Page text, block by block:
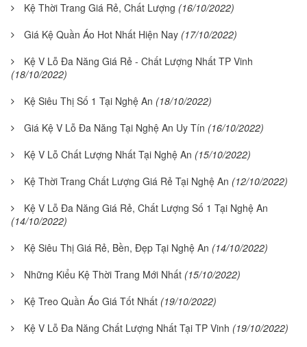
Kệ Thời Trang Giá Rẻ, Chất Lượng (16/10/2022)
Giá Kệ Quần Áo Hot Nhất Hiện Nay (17/10/2022)
Kệ V Lỗ Đa Năng Giá Rẻ - Chất Lượng Nhất TP Vinh
(18/10/2022)
Kệ Siêu Thị Số 1 Tại Nghệ An (18/10/2022)
Giá Kệ V Lỗ Đa Năng Tại Nghệ An Uy Tín (16/10/2022)
Kệ V Lỗ Chất Lượng Nhất Tại Nghệ An (15/10/2022)
Kệ Thời Trang Chất Lượng Giá Rẻ Tại Nghệ An (12/10/2022)
Kệ V Lỗ Đa Năng Giá Rẻ, Chất Lượng Số 1 Tại Nghệ An
(14/10/2022)
Kệ Siêu Thị Giá Rẻ, Bền, Đẹp Tại Nghệ An (14/10/2022)
Những Kiểu Kệ Thời Trang Mới Nhất (15/10/2022)
Kệ Treo Quần Áo Giá Tốt Nhất (19/10/2022)
Kệ V Lỗ Đa Năng Chất Lượng Nhất Tại TP Vinh (19/10/2022)